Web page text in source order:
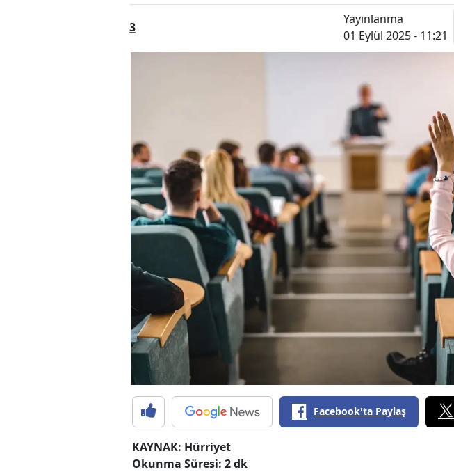
3
Yayınlanma
01 Eylül 2025 - 11:21
Facebook'ta Paylaş
KAYNAK: Hürriyet
Okunma Süresi: 2 dk